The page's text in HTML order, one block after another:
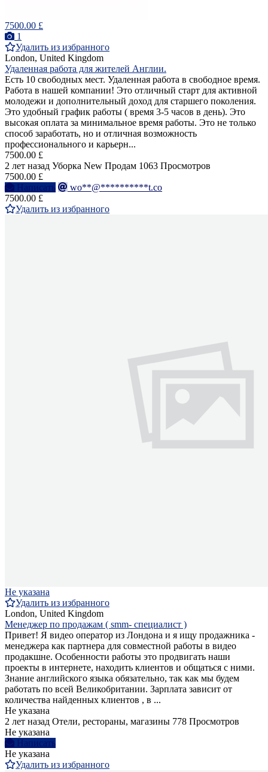
7500.00 £
1
Удалить из избранного
London, United Kingdom
Удаленная работа для жителей Англии.
Есть 10 свободных мест. Удаленная работа в свободное время.
Работа в нашей компании! Это отличный старт для активной
молодежи и дополнительный доход для старшего поколения.
Это удобный график работы ( время 3-5 часов в день). Это
высокая оплата за минимальное время работы. Это не только
способ заработать, но и отличная возможность
профессионального и карьерн...
7500.00 £
2 лет назад Уборка New Продам 1063 Просмотров
7500.00 £
Написать
wo**@**********t.co
7500.00 £
Удалить из избранного
Не указана
Удалить из избранного
London, United Kingdom
Менеджер по продажам ( smm- специалист )
Привет! Я видео оператор из Лондона и я ищу продажника -
менеджера как партнера для совместной работы в видео
продакшне. Особенности работы это продвигать наши
проекты в интернете, находить клиентов и общаться с ними.
Знание английского языка обязательно, так как мы будем
работать по всей Великобритании. Зарплата зависит от
количества найденных клиентов , в ...
Не указана
2 лет назад Отели, рестораны, магазины 778 Просмотров
Не указана
Написать
Не указана
Удалить из избранного